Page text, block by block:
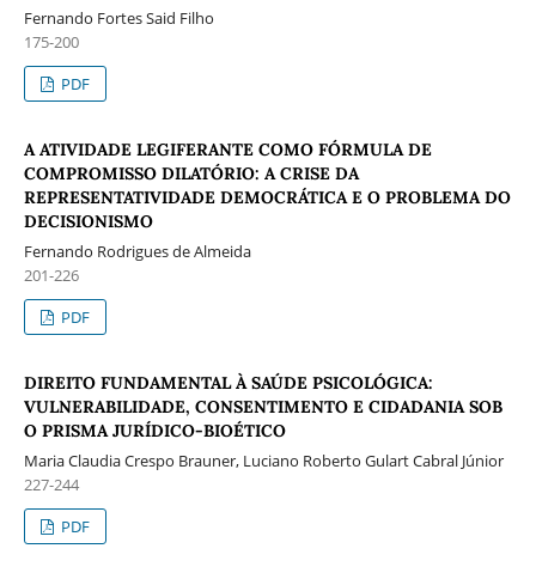
Fernando Fortes Said Filho
175-200
PDF
A ATIVIDADE LEGIFERANTE COMO FÓRMULA DE
COMPROMISSO DILATÓRIO: A CRISE DA
REPRESENTATIVIDADE DEMOCRÁTICA E O PROBLEMA DO
DECISIONISMO
Fernando Rodrigues de Almeida
201-226
PDF
DIREITO FUNDAMENTAL À SAÚDE PSICOLÓGICA:
VULNERABILIDADE, CONSENTIMENTO E CIDADANIA SOB
O PRISMA JURÍDICO-BIOÉTICO
Maria Claudia Crespo Brauner, Luciano Roberto Gulart Cabral Júnior
227-244
PDF